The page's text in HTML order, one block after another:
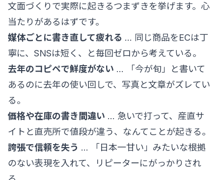
文面づくりで実際に起きるつまずきを挙げます。心
当たりがあるはずです。
媒体ごとに書き直して疲れる … 同じ商品をECは丁
寧に、SNSは短く、と毎回ゼロから考えている。
去年のコピペで鮮度がない … 「今が旬」と書いて
あるのに去年の使い回しで、写真と文章がズレてい
る。
価格や在庫の書き間違い … 急いで打って、産直サ
イトと直売所で値段が違う、なんてことが起きる。
誇張で信頼を失う … 「日本一甘い」みたいな根拠
のない表現を入れて、リピーターにがっかりされ